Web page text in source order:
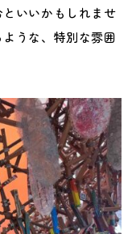
いいかもしれませ
うな、特別な雰囲